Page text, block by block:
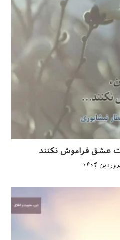
عشق فراموش نکنند